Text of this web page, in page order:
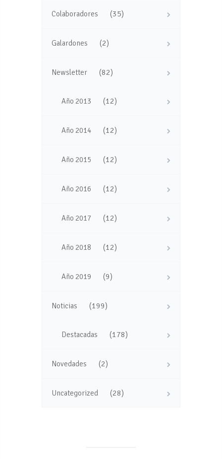
Colaboradores (35)
Galardones (2)
Newsletter (82)
Año 2013 (12)
Año 2014 (12)
Año 2015 (12)
Año 2016 (12)
Año 2017 (12)
Año 2018 (12)
Año 2019 (9)
Noticias (199)
Destacadas (178)
Novedades (2)
Uncategorized (28)